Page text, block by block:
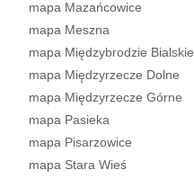
mapa Mazańcowice
mapa Meszna
mapa Międzybrodzie Bialskie
mapa Międzyrzecze Dolne
mapa Międzyrzecze Górne
mapa Pasieka
mapa Pisarzowice
mapa Stara Wieś